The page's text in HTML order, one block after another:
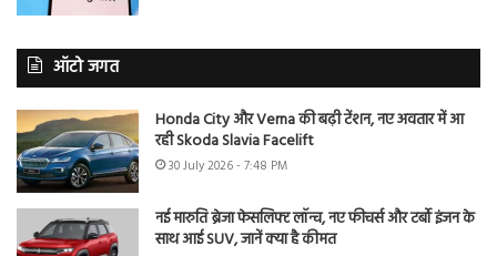
ऑटो जगत
Honda City और Verna की बढ़ी टेंशन, नए अवतार में आ
रही Skoda Slavia Facelift
30 July 2026 - 7:48 PM
नई मारुति ब्रेजा फेसलिफ्ट लॉन्च, नए फीचर्स और टर्बो इंजन के
साथ आई SUV, जानें क्या है कीमत